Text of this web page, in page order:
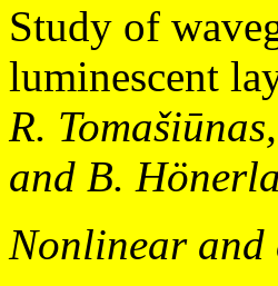
Study of
luminescent
R.
and B.
Nonlinear and